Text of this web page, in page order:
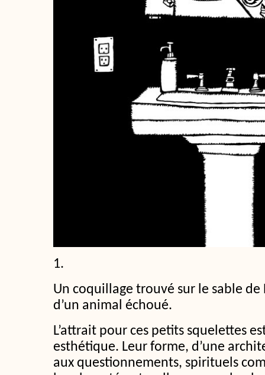
1.
Un coquillage trouvé sur le sable de
d’un animal échoué.
L’attrait pour ces petits squelettes
esthétique. Leur forme, d’une
aux questionnements, spirituels